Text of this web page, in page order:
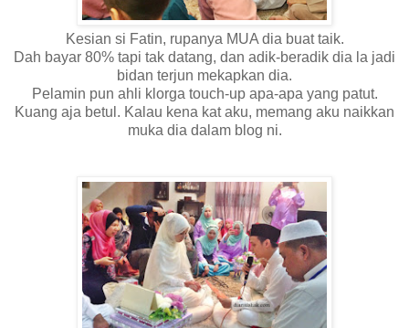
Kesian si Fatin, rupanya MUA dia buat taik.
Dah bayar 80% tapi tak datang, dan adik-beradik dia la jadi
bidan terjun mekapkan dia.
Pelamin pun ahli klorga touch-up apa-apa yang patut.
Kuang aja betul. Kalau kena kat aku, memang aku naikkan
muka dia dalam blog ni.